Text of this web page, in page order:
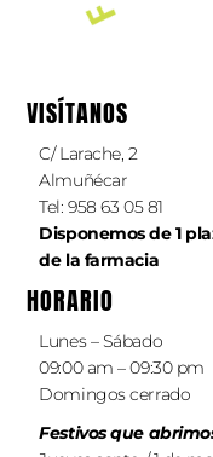
VISÍTANOS
C/ Larache, 2
Almuñécar
Tel: 958 63 05 81
Disponemos de 1
de la farmacia
HORARIO
Lunes – Sábado
09:00 am – 09:30 pm
Domingos cerrado
Festivos que